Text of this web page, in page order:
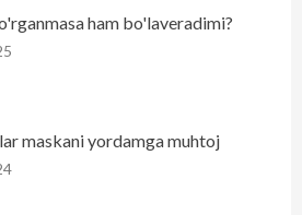
ham bo'laveradimi?
maskani yordamga muhtoj